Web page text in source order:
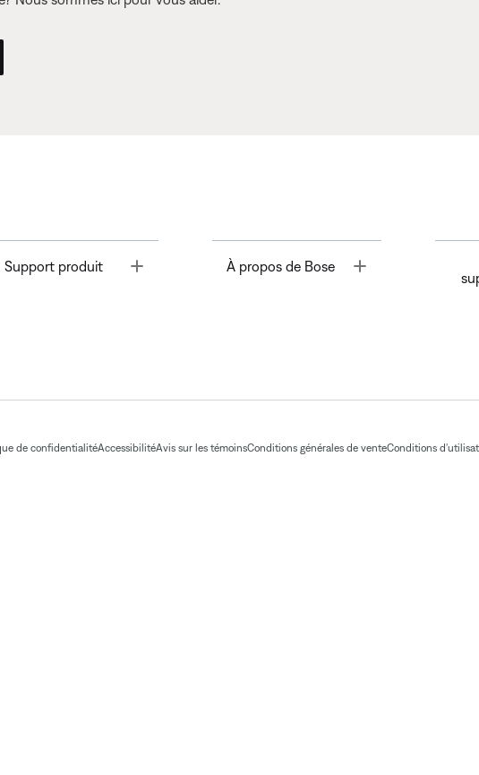
Support produit À propos de Bose Toggle
de confidentialitéAccessibilitéAvis sur les témoinsConditions générales de venteConditions